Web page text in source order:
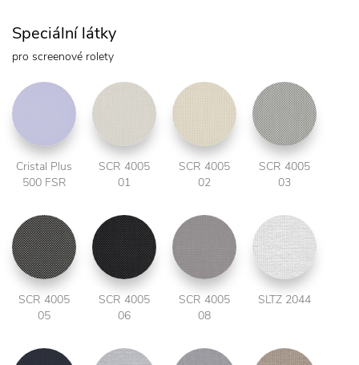
Speciální látky
pro screenové rolety
Cristal Plus
500 FSR
SCR 4005
01
SCR 4005
02
SCR 4005
03
SCR 4005
05
SCR 4005
06
SCR 4005
08
SLTZ 2044